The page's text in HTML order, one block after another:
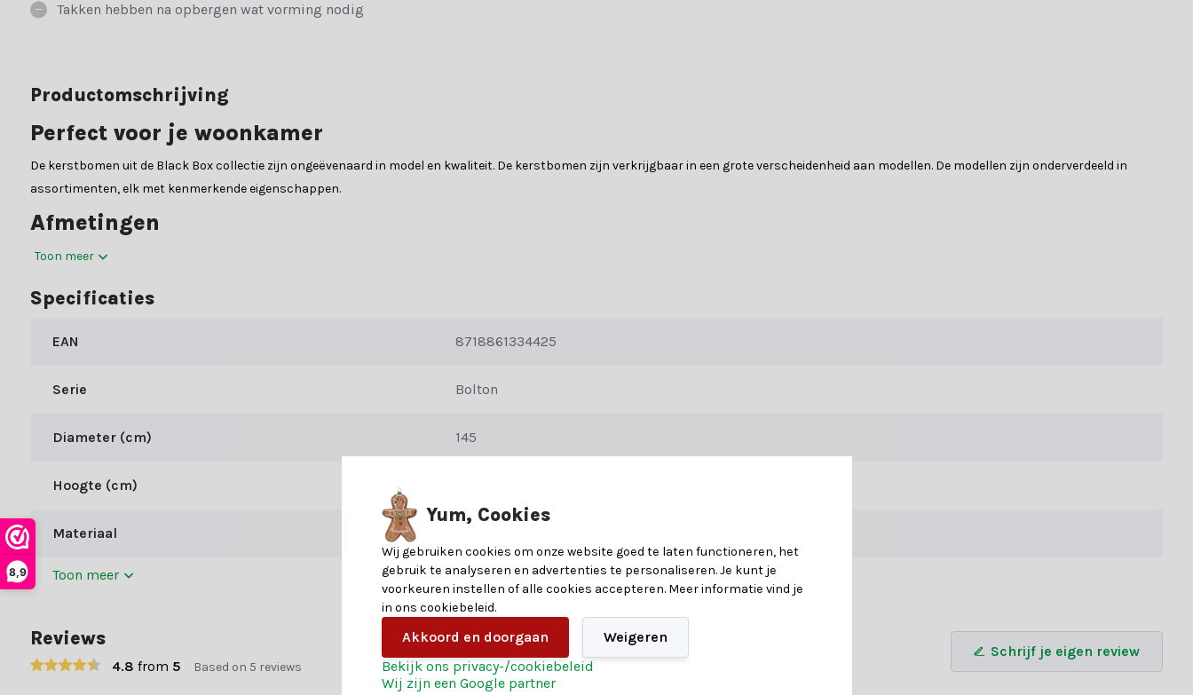
8,9
Takken hebben na opbergen wat vorming nodig
Productomschrijving
Perfect voor je woonkamer
De kerstbomen uit de Black Box collectie zijn ongeëvenaard in model en kwaliteit. De kerstbomen zijn verkrijgbaar in een grote verscheidenheid aan modellen. De modellen zijn onderverdeeld in
assortimenten, elk met kenmerkende eigenschappen.
Afmetingen
Hoogte: 215 cmBreedte: 145 cm
Constructie
Vouw de takken uit volgens de instructies in de gebruiksaanwijzing en vorm zo de boom.
Materiaal
volle uitstraling heeft.
Op deze boom van Black Box zit er een garantie periode van 5 jaar. De bomen zijn EN71-2 gecertificeerd en brandvertragend.
Toon meer
Specificaties
EAN 8718861334425
Serie Bolton
Diameter (cm) 145
Hoogte (cm)
Materiaal
Toon meer
Reviews
4.8 from 5 Based on 5 reviews
Schrijf je eigen review
Yum, Cookies
Wij gebruiken cookies om onze website goed te laten functioneren, het
gebruik te analyseren en advertenties te personaliseren. Je kunt je
voorkeuren instellen of alle cookies accepteren. Meer informatie vind je
in ons cookiebeleid.
Akkoord en doorgaan
Weigeren
Bekijk ons privacy-/cookiebeleid
Wij zijn een Google partner